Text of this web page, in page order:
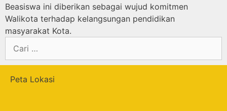
Beasiswa ini diberikan sebagai wujud komitmen
Walikota terhadap kelangsungan pendidikan
masyarakat Kota.
Peta Lokasi